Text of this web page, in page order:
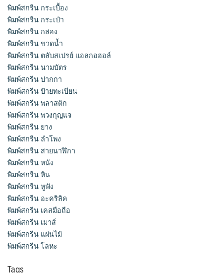
พิมพ์สกรีน กระเบื้อง
พิมพ์สกรีน กระเป๋า
พิมพ์สกรีน กล่อง
พิมพ์สกรีน ขวดน้ำ
พิมพ์สกรีน ตลับสเปรย์ แอลกอฮอล์
พิมพ์สกรีน นามบัตร
พิมพ์สกรีน ปากกา
พิมพ์สกรีน ป้ายทะเบียน
พิมพ์สกรีน พลาสติก
พิมพ์สกรีน พวงกุญแจ
พิมพ์สกรีน ยาง
พิมพ์สกรีน ลำโพง
พิมพ์สกรีน สายนาฬิกา
พิมพ์สกรีน หนัง
พิมพ์สกรีน หิน
พิมพ์สกรีน หูฟัง
พิมพ์สกรีน อะคริลิค
พิมพ์สกรีน เคสมือถือ
พิมพ์สกรีน เมาส์
พิมพ์สกรีน แผ่นไม้
พิมพ์สกรีน โลหะ
Tags